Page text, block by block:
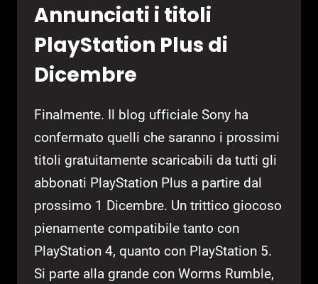
Annunciati i titoli
PlayStation Plus di
Dicembre
Finalmente. Il blog ufficiale Sony ha
confermato quelli che saranno i prossimi
titoli gratuitamente scaricabili da tutti gli
abbonati PlayStation Plus a partire dal
prossimo 1 Dicembre. Un trittico giocoso
pienamente compatibile tanto con
PlayStation 4, quanto con PlayStation 5.
Si parte alla grande con Worms Rumble,